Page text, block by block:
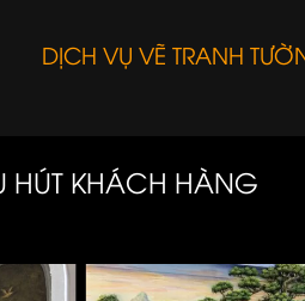
DỊCH VỤ VẼ TRANH
HÚT KHÁCH HÀNG